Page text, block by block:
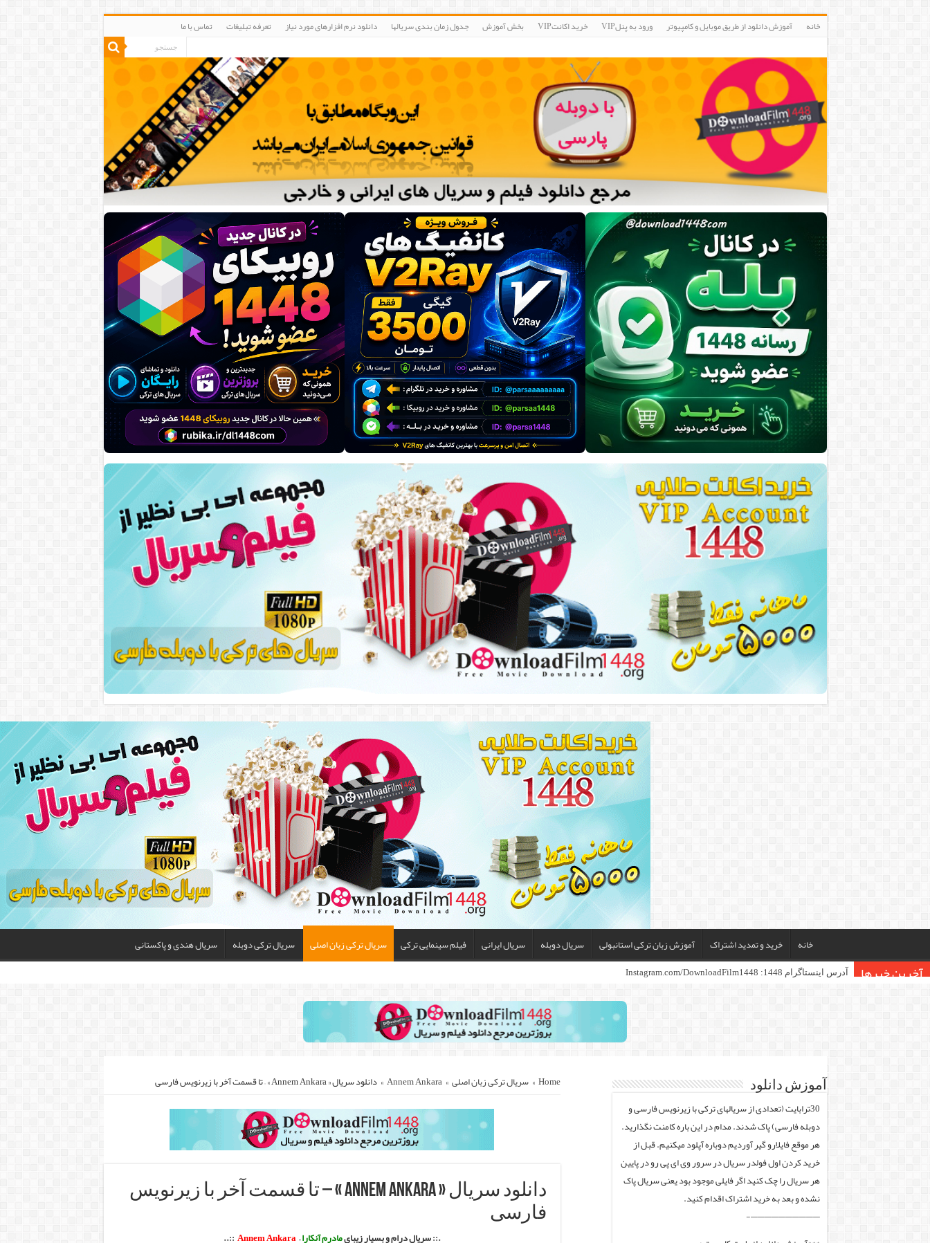
خانه آموزش دانلود از طریق موبایل و کامپیوتر ورود به پنلVIP خرید اکانتVIP بخش آموزش جدول زمان بندی سریالها دانلود نرم افزارهای مورد نیاز تعرفه تبلیغات تماس با ما
خانه خرید و تمدید اشتراک آموزش زبان ترکی استانبولی سریال دوبله سریال ایرانی فیلم سینمایی ترکی سریال ترکی زبان اصلی سریال ترکی دوبله سریال هندی و پاکستانی
آخرین خبرها آد
Home
» سریال ترکی زبان اصلی »
Annem Ankara
» دانلود سریال « Annem Ankara » – تا قسمت آخر با زیرنویس فارسی
دانلود سریال « Annem Ankara » – تا قسمت آخر با زیرنویس
فارسی
.:: سریال درام و بسیار زیبایمادرم آنکارا–
Annem Ankara
::.
.
آموزش دانلود
30ترابایت (تعدادی از سریالهای ترکی با زیرنویس فارسی و
دوبله فارسی) پاک شدند. مدام در این باره کامنت نگذارید.
هر موقع فایلارو گیر آوردیم دوباره آپلود میکنیم. قبل از
خرید کردن اول فولدر سریال در سرور وی ای پی رو در پایین
هر سریال را چک کنید اگر فایلی موجود بود یعنی سریال پاک
نشده و بعد به خرید اشتراک اقدام کنید.
——————————-